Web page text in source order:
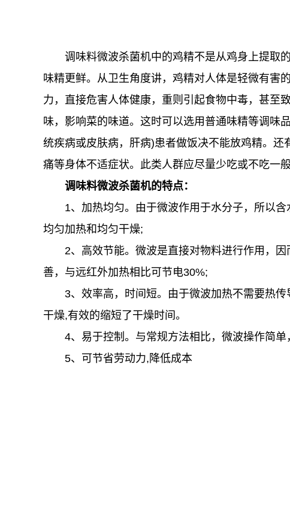
调味料微波杀菌机中的鸡精不是从鸡身上提取
味精更鲜。从卫生角度讲，鸡精对人体是轻微有害
力，直接危害人体健康，重则引起食物中毒，甚至
味，影响菜的味道。这时可以选用普通味精等调味
统疾病或皮肤病，肝病)患者做饭决不能放鸡精。
痛等身体不适症状。此类人群应尽量少吃或不吃一
调味料微波杀菌机的特点：
1、加热均匀。由于微波作用于水分子，所以
均匀加热和均匀干燥;
2、高效节能。微波是直接对物料进行作用，
善，与远红外加热相比可节电30%;
3、效率高，时间短。由于微波加热不需要热
干燥,有效的缩短了干燥时间。
4、易于控制。与常规方法相比，微波操作简
5、可节省劳动力,降低成本